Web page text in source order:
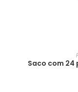
Saco com 24